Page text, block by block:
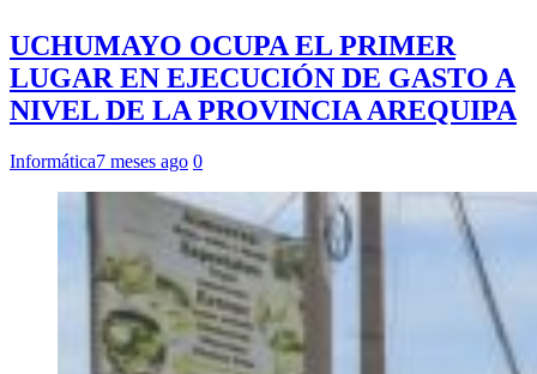
UCHUMAYO OCUPA EL PRIMER
LUGAR EN EJECUCIÓN DE GASTO A
NIVEL DE LA PROVINCIA AREQUIPA
Informática7 meses ago 0